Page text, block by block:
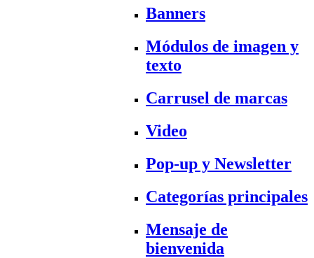
Banners
Módulos de imagen y
texto
Carrusel de marcas
Video
Pop-up y Newsletter
Categorías principales
Mensaje de
bienvenida